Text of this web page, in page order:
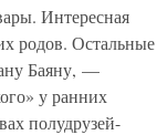
Интересная
родов. Остальные
Баяну, —
у ранних
полудрузей-